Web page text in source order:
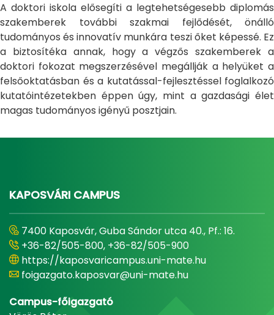
A doktori iskola elősegíti a legtehetségesebb diplomás
szakemberek további szakmai fejlődését, önálló
tudományos és innovatív munkára teszi őket képessé. Ez
a biztosítéka annak, hogy a végzős szakemberek a
doktori fokozat megszerzésével megállják a helyüket a
felsőoktatásban és a kutatással-fejlesztéssel foglalkozó
kutatóintézetekben éppen úgy, mint a gazdasági élet
magas tudományos igényű posztjain.
KAPOSVÁRI CAMPUS
7400 Kaposvár, Guba Sándor utca 40., Pf.: 16.
+36-82/505-800, +36-82/505-900
https://kaposvaricampus.uni-mate.hu
foigazgato.kaposvar@uni-mate.hu
Campus-főigazgató